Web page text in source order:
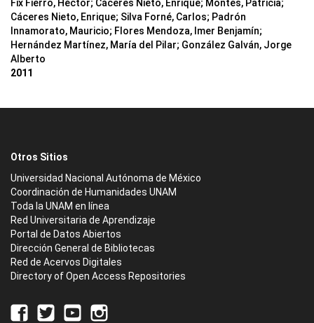
Fix Fierro, Héctor; Cáceres Nieto, Enrique; Montes, Patricia;
Cáceres Nieto, Enrique; Silva Forné, Carlos; Padrón
Innamorato, Mauricio; Flores Mendoza, Imer Benjamín;
Hernández Martínez, María del Pilar; González Galván, Jorge
Alberto
2011
Otros Sitios
Universidad Nacional Autónoma de México
Coordinación de Humanidades UNAM
Toda la UNAM en línea
Red Universitaria de Aprendizaje
Portal de Datos Abiertos
Dirección General de Bibliotecas
Red de Acervos Digitales
Directory of Open Access Repositories